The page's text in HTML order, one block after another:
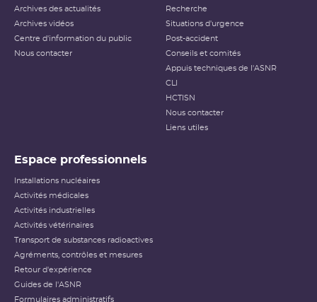
Archives des actualités
Archives vidéos
Centre d'information du public
Nous contacter
Recherche
Situations d'urgence
Post-accident
Conseils et comités
Appuis techniques de l'ASNR
CLI
HCTISN
Nous contacter
Liens utiles
Espace professionnels
Installations nucléaires
Activités médicales
Activités industrielles
Activités vétérinaires
Transport de substances radioactives
Agréments, contrôles et mesures
Retour d'expérience
Guides de l'ASNR
Formulaires administratifs